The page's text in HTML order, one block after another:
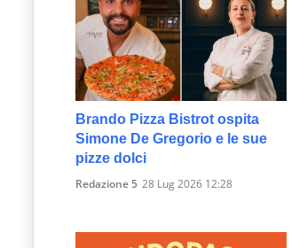
Brando Pizza Bistrot ospita
Simone De Gregorio e le sue
pizze dolci
Redazione 5 28 Lug 2026 12:28